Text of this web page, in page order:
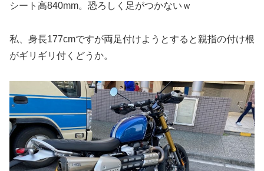
シート高840mm。恐ろしく足がつかないｗ
私、身長177cmですが両足付けようとすると親指の付け根
がギリギリ付くどうか。